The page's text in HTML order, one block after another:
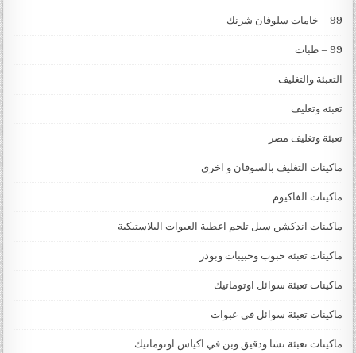
99 – خامات سلوفان شرنك
99 – طبات
التعبئة والتغليف
تعبئة وتغليف
تعبئة وتغليف مصر
ماكينات التغليف بالسوفان و اخري
ماكينات الفاكيوم
ماكينات اندكشن سيل تلحم اغطية العبوات البلاستيكية
ماكينات تعبئة حبوب وحبيبات وبودر
ماكينات تعبئة سوائل اوتوماتيك
ماكينات تعبئة سوائل في عبوات
ماكينات تعبئة نشا ودقيق وبن في اكياس اوتوماتيك